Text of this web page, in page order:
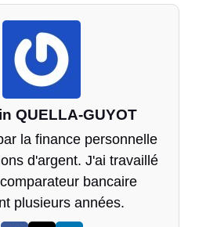
QUELLA-GUYOT
la finance personnelle
d'argent. J'ai travaillé
bancaire
plusieurs années.